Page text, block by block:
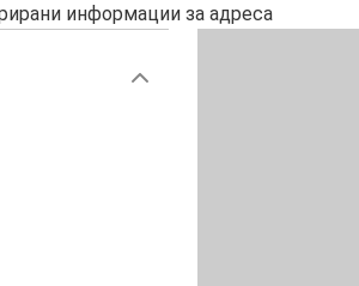
информации за адреса